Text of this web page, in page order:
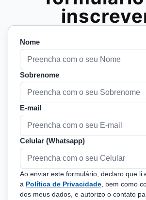
Nome
Sobrenome
E-mail
Celular (Whatsapp)
Ao enviar este formulário, declaro que li
a Política de Privacidade , bem como
dos meus dados, e autorizo o contato